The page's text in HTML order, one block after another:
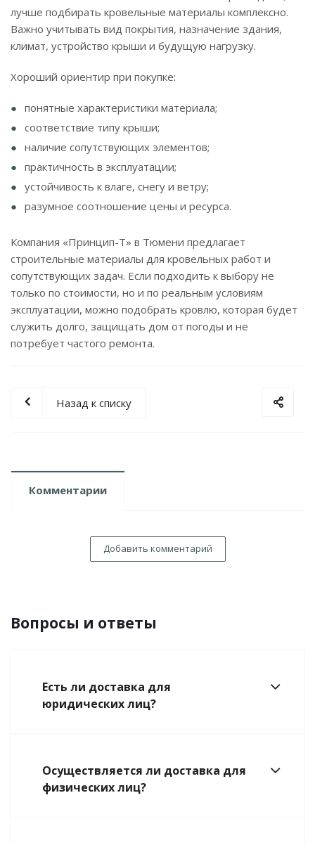
лучше подбирать кровельные материалы комплексно.
Важно учитывать вид покрытия, назначение здания,
климат, устройство крыши и будущую нагрузку.
Хороший ориентир при покупке:
понятные характеристики материала;
соответствие типу крыши;
наличие сопутствующих элементов;
практичность в эксплуатации;
устойчивость к влаге, снегу и ветру;
разумное соотношение цены и ресурса.
Компания «Принцип-Т» в Тюмени предлагает
строительные материалы для кровельных работ и
сопутствующих задач. Если подходить к выбору не
только по стоимости, но и по реальным условиям
эксплуатации, можно подобрать кровлю, которая будет
служить долго, защищать дом от погоды и не
потребует частого ремонта.
Назад к списку
Комментарии
Добавить комментарий
Вопросы и ответы
Есть ли доставка для
юридических лиц?
Осуществляется ли доставка для
физических лиц?